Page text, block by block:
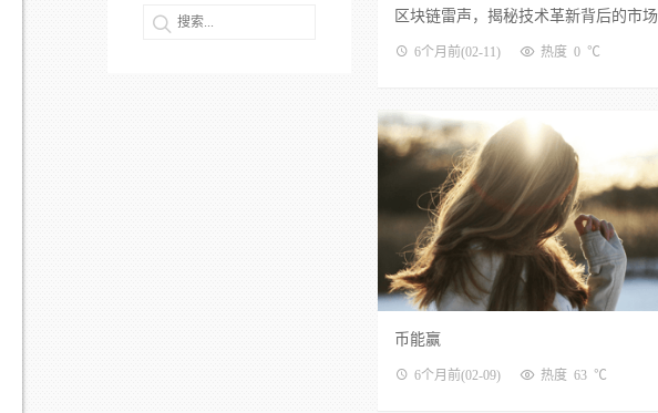
区块链雷声，揭秘技术革新背后的市场
6个月前(02-11) 热度 0 ℃
币能赢
6个月前(02-09) 热度 63 ℃